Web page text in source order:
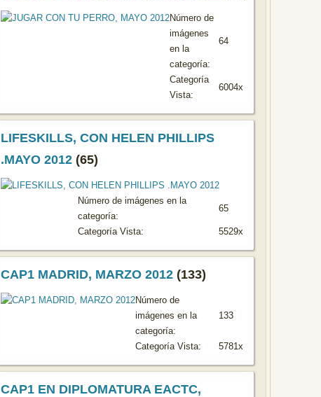
Número de
imágenes
en la
categoría:
64
Categoría
Vista:
6004x
LIFESKILLS, CON HELEN PHILLIPS
.MAYO 2012 (65)
Número de imágenes en la
categoría:
65
Categoría Vista: 5529x
CAP1 MADRID, MARZO 2012 (133)
Número de
imágenes en la
categoría:
133
Categoría Vista: 5781x
CAP1 EN DIPLOMATURA EACTC,